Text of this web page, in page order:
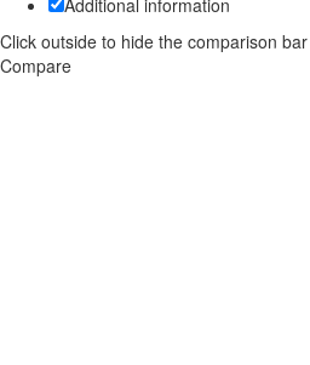
Additional information
Click outside to hide the comparison bar
Compare